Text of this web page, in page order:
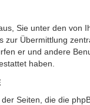
Sie unter den von
zur Übermittlung
er und andere
haben.
Seiten, die die